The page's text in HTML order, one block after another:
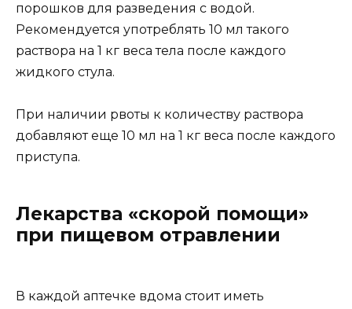
порошков для разведения с водой.
Рекомендуется употреблять 10 мл такого
раствора на 1 кг веса тела после каждого
жидкого стула.
При наличии рвоты к количеству раствора
добавляют еще 10 мл на 1 кг веса после каждого
приступа.
Лекарства «скорой помощи»
при пищевом отравлении
В каждой аптечке вдома стоит иметь